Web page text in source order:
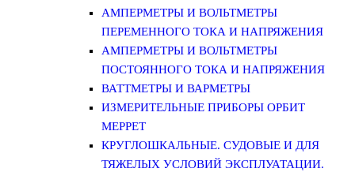
АМПЕРМЕТРЫ И ВОЛЬТМЕТРЫ
ПЕРЕМЕННОГО ТОКА И НАПРЯЖЕНИЯ
АМПЕРМЕТРЫ И ВОЛЬТМЕТРЫ
ПОСТОЯННОГО ТОКА И НАПРЯЖЕНИЯ
ВАТТМЕТРЫ И ВАРМЕТРЫ
ИЗМЕРИТЕЛЬНЫЕ ПРИБОРЫ ОРБИТ
МЕРРЕТ
КРУГЛОШКАЛЬНЫЕ. СУДОВЫЕ И ДЛЯ
ТЯЖЕЛЫХ УСЛОВИЙ ЭКСПЛУАТАЦИИ.